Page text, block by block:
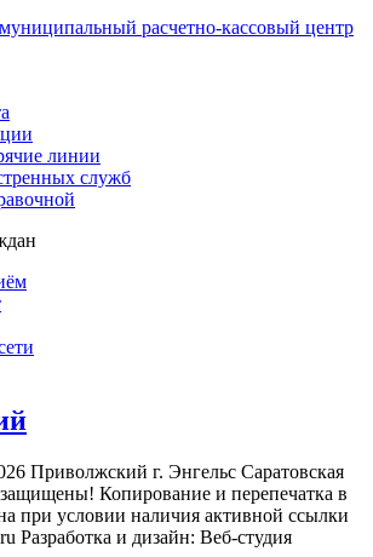
линии
служб
Приволжский г. Энгельс Саратовская
защищены! Копирование и перепечатка в
при условии наличия активной ссылки
Разработка и дизайн: Веб-студия